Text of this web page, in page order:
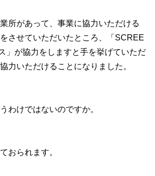
所があって、事業に協力いただける
させていただいたところ、「SCREE
」が協力をしますと手を挙げていただ
力いただけることになりました。
わけではないのですか。
おられます。